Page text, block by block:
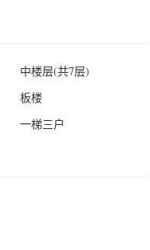
中楼层(共7层)
板楼
一梯三户